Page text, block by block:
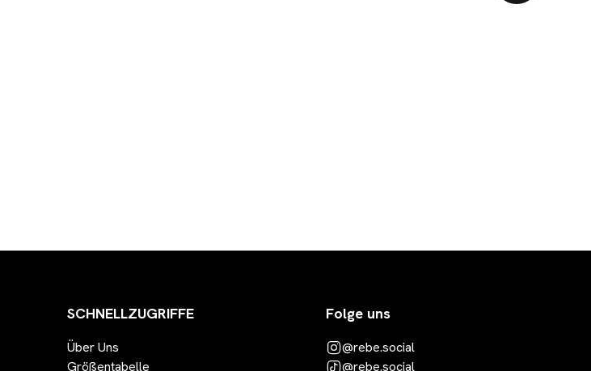
SCHNELLZUGRIFFE
Über Uns
Größentabelle
Folge uns
@rebe.social
@rebe.social